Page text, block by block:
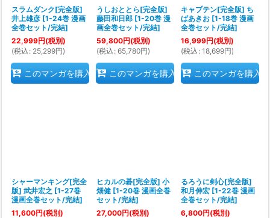
スラムダンク[完全版]
井上雄彦 [1-24巻 漫画
全巻セット/完結]
22,999円(税別)
(税込 : 25,299円)
このマンガを購入
うしおととら[完全版]
藤田和日郎 [1-20巻 漫
画全巻セット/完結]
59,800円(税別)
(税込 : 65,780円)
このマンガを購入
キャプテン[完全版] ち
ばあきお [1-18巻 漫画
全巻セット/完結]
16,999円(税別)
(税込 : 18,699円)
このマンガを購入
シャーマンキング[完全
版] 武井宏之 [1-27巻
漫画全巻セット/完結]
11,600円(税別)
ヒカルの碁[完全版] 小
畑健 [1-20巻 漫画全巻
セット/完結]
27,000円(税別)
るろうに剣心[完全版]
和月伸宏 [1-22巻 漫画
全巻セット/完結]
6,800円(税別)